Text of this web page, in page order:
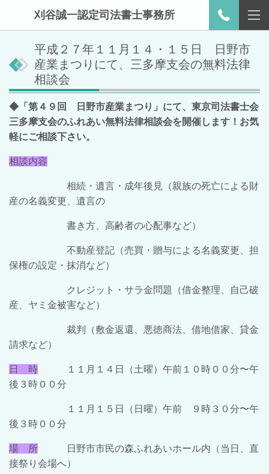
刈谷誠一認定司法書士事務所
平成２７年１１月１４・１５日 日野市
産業まつりにて、三多摩支会の無料法律
相談会
◆ 「第４９回 日野市産業まつり」にて、東京司法書士会
三多摩支会のふれあい無料法律相談会を開催します！お気
軽にご相談下さい。
相談内容
相続・遺言・成年後見（親族の死亡による財
産の名義変更、遺言の
書き方、高齢者の心配事など）
不動産登記（売買・贈与による名義変更、担
保権の設定・抹消など）
クレジット・サラ金問題（借金整理、自己破
産、ヤミ金被害など）
裁判（敷金返還、悪徳商法、借地借家、貸金
請求など）
日 時 １１月１４日（土曜）午前１０時００分〜午
後３時００分
１１月１５日（ 日 曜）午前 ９時３０分〜午
後３時００分
場 所 日野市市民の森ふれあいホール内（当日、直
接祭り会場へ）